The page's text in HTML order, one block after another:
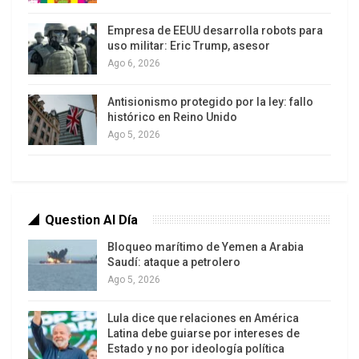
politiquísimo se reúne para comunicar a las
masas lo negativo de la acción de los bachacos
bachacos arrasan con altavoces, tarimas, afiches,
pancartas, votantes.
de los bachacos que cargan con cartucheras
botas municiones revolveras fucas patrullas.
La autoridad superiorísima convoca cadena
los bachacos desaparezcan desde papel higiénico
hasta el Acta de la Independencia pero no bien ha
Empresa de EEUU desarrolla robots para
uso militar: Eric Trump, asesor
Ago 6, 2026
Antisionismo protegido por la ley: fallo
histórico en Reino Unido
Ago 5, 2026
Question Al Día
Bloqueo marítimo de Yemen a Arabia
Saudí: ataque a petrolero
Ago 5, 2026
Lula dice que relaciones en América
Latina debe guiarse por intereses de
Estado y no por ideología política